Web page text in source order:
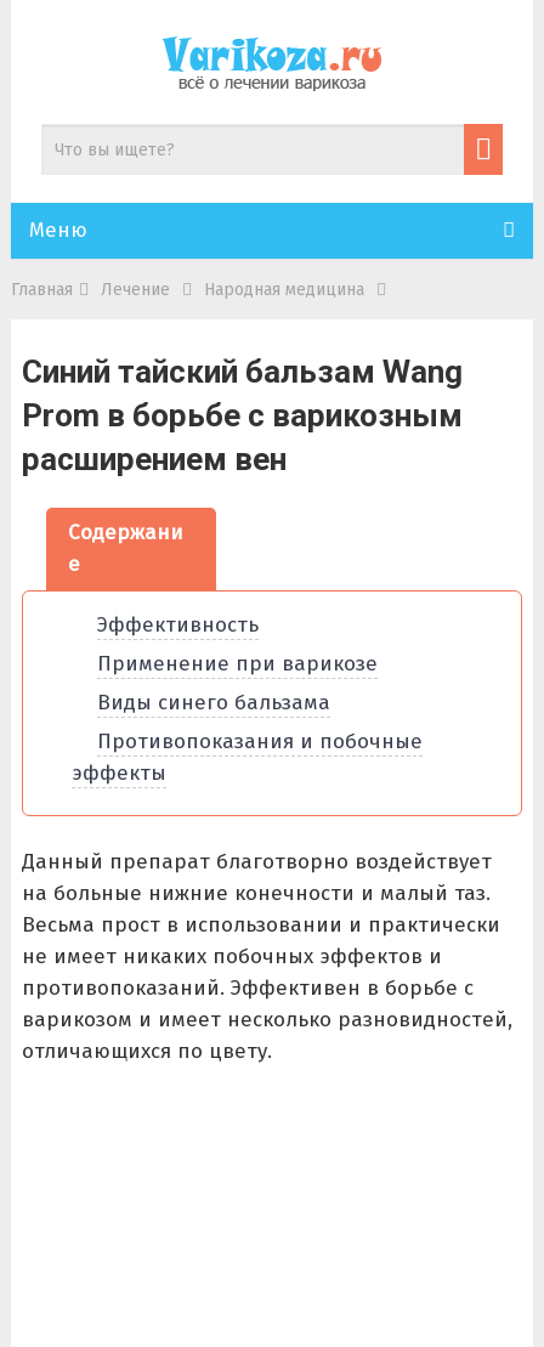
Меню
Главная Лечение Народная медицина
Синий тайский бальзам Wang
Prom в борьбе с варикозным
расширением вен
Содержани
е
Эффективность
Применение при варикозе
Виды синего бальзама
Противопоказания и побочные
эффекты
Данный препарат благотворно воздействует
на больные нижние конечности и малый таз.
Весьма прост в использовании и практически
не имеет никаких побочных эффектов и
противопоказаний. Эффективен в борьбе с
варикозом и имеет несколько разновидностей,
отличающихся по цвету.